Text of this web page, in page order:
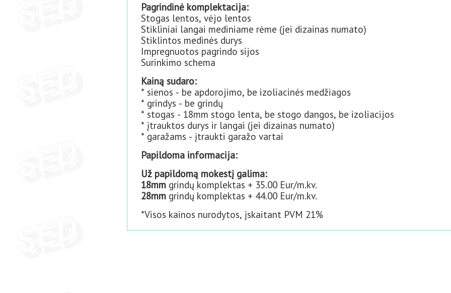
SMĖLIO DĖŽĖSPagrindinė komplektacija:
Stogas lentos, vėjo lentos
Stikliniai langai mediniame rėme (jei dizainas numato)
Stiklintos medinės durys
Impregnuotos pagrindo sijos
Surinkimo schema
Kainą sudaro:
* sienos - be apdorojimo, be izoliacinės medžiagos
* grindys - be grindų
* stogas - 18mm stogo lenta, be stogo dangos, be izoliacijos
* įtrauktos durys ir langai (jei dizainas numato)
* garažams - įtraukti garažo vartai
Papildoma informacija:
Už papildomą mokestį galima:
18mm grindų komplektas + 35.00 Eur/m.kv.
28mm grindų komplektas + 44.00 Eur/m.kv.
*Visos kainos nurodytos, įskaitant PVM 21%